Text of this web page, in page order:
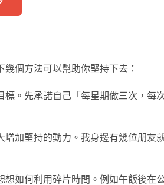
個方法可以幫助你堅持下去：
。先承諾自己「每星期做三次，每
加堅持的動力。我身邊有幾位朋友
如何利用碎片時間。例如午飯後在